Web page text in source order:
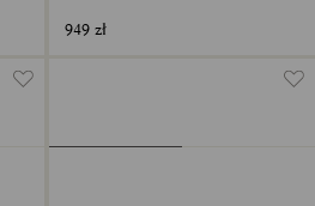
949 zł